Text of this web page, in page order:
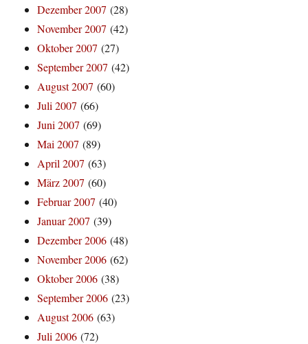
Dezember 2007 (28)
November 2007 (42)
Oktober 2007 (27)
September 2007 (42)
August 2007 (60)
Juli 2007 (66)
Juni 2007 (69)
Mai 2007 (89)
April 2007 (63)
März 2007 (60)
Februar 2007 (40)
Januar 2007 (39)
Dezember 2006 (48)
November 2006 (62)
Oktober 2006 (38)
September 2006 (23)
August 2006 (63)
Juli 2006 (72)